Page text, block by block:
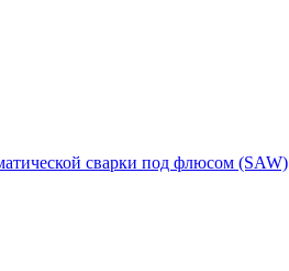
сварки под флюсом (SAW)